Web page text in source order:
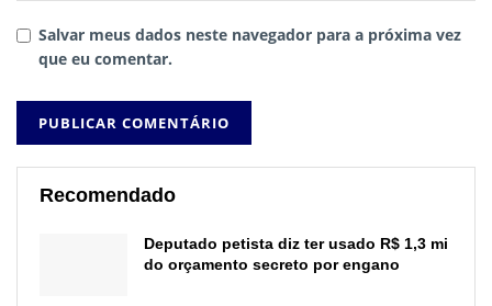
Salvar meus dados neste navegador para a próxima vez
que eu comentar.
Recomendado
Deputado petista diz ter usado R$ 1,3 mi
do orçamento secreto por engano